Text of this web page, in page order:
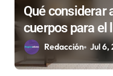
Qué considerar
cuerpos para el
Redacción Jul 6,